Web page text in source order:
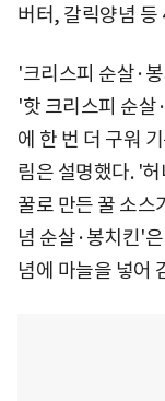
버터, 갈릭양념 등
'크리스피 순살·
'핫 크리스피 순살
에 한 번 더 구워
림은 설명했다. '
꿀로 만든 꿀 소스
념 순살·봉치킨'
념에 마늘을 넣어